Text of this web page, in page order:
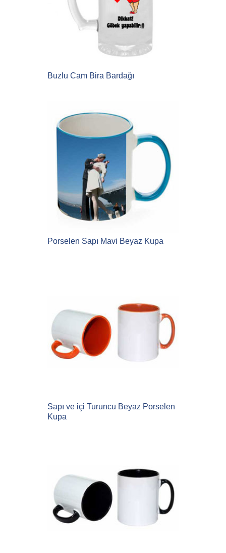
Buzlu Cam Bira Bardağı
Porselen Sapı Mavi Beyaz Kupa
Sapı ve içi Turuncu Beyaz Porselen
Kupa